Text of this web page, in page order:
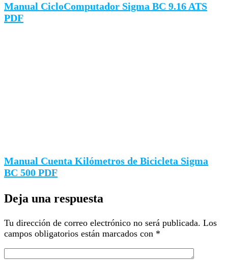
Manual CicloComputador Sigma BC 9.16 ATS
PDF
Manual Cuenta Kilómetros de Bicicleta Sigma
BC 500 PDF
Deja una respuesta
Tu dirección de correo electrónico no será publicada. Los
campos obligatorios están marcados con *